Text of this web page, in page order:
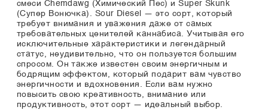
смеси Chemdawg (Химический Пес) и Super Skunk
(Супер Вонючка). Sour Diesel — это сорт, который
требует внимания и уважения даже от самых
требовательных ценителей каннабиса. Учитывая его
исключительные характеристики и легендарный
статус, неудивительно, что он пользуется большим
спросом. Он также известен своим энергичным и
бодрящим эффектом, который подарит вам чувство
энергичности и вдохновения. Если вам нужно
повысить свою креативность, внимание или
продуктивность, этот сорт — идеальный выбор.